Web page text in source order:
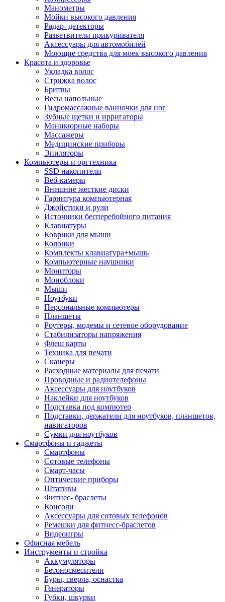
Манометры
Мойки высокого давления
Радар- детекторы
Разветвители прикуривателя
Аксессуары для автомобилей
Моющие средства для моек высокого давления
Красота и здоровье
Укладка волос
Стрижка волос
Бритвы
Весы напольные
Гидромассажные ванночки для ног
Зубные щетки и ирригаторы
Маникюрные наборы
Массажеры
Медицинские приборы
Эпиляторы
Компьютеры и оргтехника
SSD накопители
Веб-камеры
Внешние жесткие диски
Гарнитура компьютерная
Джойстики и рули
Источники бесперебойного питания
Клавиатуры
Коврики для мыши
Колонки
Комплекты клавиатура+мышь
Компьютерные наушники
Мониторы
Моноблоки
Мыши
Ноутбуки
Персональные компьютеры
Планшеты
Роутеры, модемы и сетевое оборудование
Стабилизаторы напряжения
Флеш карты
Техника для печати
Сканеры
Расходные материалы для печати
Проводные и радиотелефоны
Аксессуары для ноутбуков
Наклейки для ноутбуков
Подставка под компютер
Подставки, держатели для ноутбуков, планшетов,
навигаторов
Сумки для ноутбуков
Смартфоны и гаджеты
Смартфоны
Сотовые телефоны
Смарт-часы
Оптические приборы
Штативы
Фитнес- браслеты
Консоли
Аксессуары для сотовых телефонов
Ремешки для фитнесс-браслетов
Видеоигры
Офисная мебель
Инструменты и стройка
Аккумуляторы
Бетоносмесители
Буры, сверла, оснастка
Генераторы
Губки, шкурки